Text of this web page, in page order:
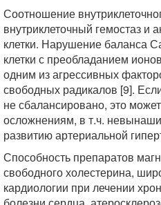
Соотношение
внутриклеточный гемостаз и
клетки. Нарушение баланса
клетки с преобладанием
одним из агрессивных
свободных радикалов [9].
не сбалансировано, это
осложнениям, в т.ч.
развитию артериальной
Способность препаратов
свободного холестерина,
кардиологии при лечении